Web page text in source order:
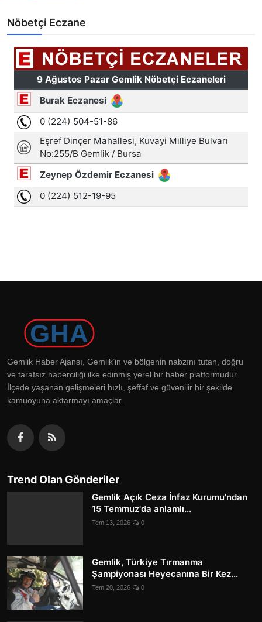
Nöbetçi Eczane
Gemlik Haber Ajansı, Gemlik’in ve bölgenin nabzını tutan, doğru
ve tarafsız haberciliği ilke edinmiş yerel bir haber platformudur.
İlçede yaşanan gelişmeleri hızlı, şeffaf ve güvenilir bir şekilde
kamuoyuna aktarmayı amaçlar.
Trend Olan Gönderiler
Gemlik Açık Ceza İnfaz Kurumu'ndan
15 Temmuz'da anlamlı...
Tem 13, 2026 0
Gemlik, Türkiye Tırmanma
Şampiyonası Heyecanına Bir Kez...
Tem 20, 2026 0